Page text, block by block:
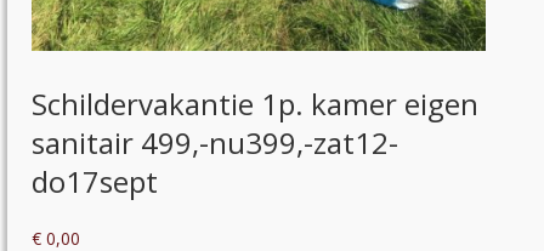
Schildervakantie 1p. kamer eigen
sanitair 499,-nu399,-zat12-
do17sept
€ 0,00